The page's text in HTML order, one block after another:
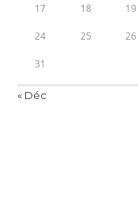
17 18 19
24 25 26
31
« Déc